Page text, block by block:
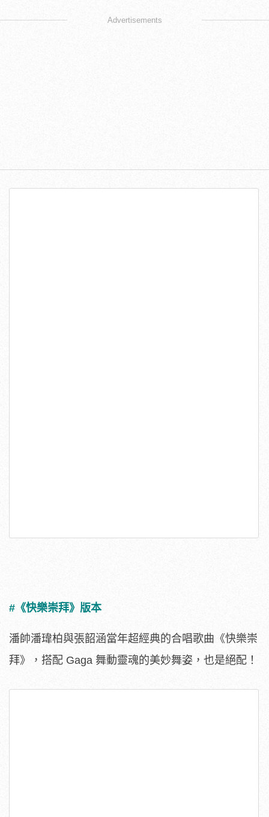
Advertisements
#《快樂崇拜》版本
潘帥潘瑋柏與張韶涵當年超經典的合唱歌曲《快樂崇
拜》，搭配 Gaga 舞動靈魂的美妙舞姿，也是絕配！